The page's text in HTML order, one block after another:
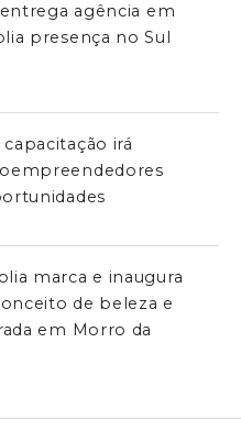
agência em
presença no Sul
irá
marca e inaugura
de beleza e
em Morro da